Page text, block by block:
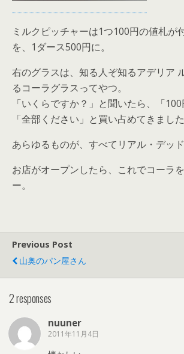
ミルクピッチャーは1つ100円の値札が
を、1ダース500円に。
右のグラスは、知る人ぞ知るアデリア
るコーラグラスってやつ。
「いくらですか？」と聞いたら、「100
「全部ください」と買い占めてきました
あらゆるものが、すべてリアル・デッド
お店がオープンしたら、これでコーラ
ー。
Previous Post
山奥のパン屋さん
2 responses
nuuner
2011年11月4日